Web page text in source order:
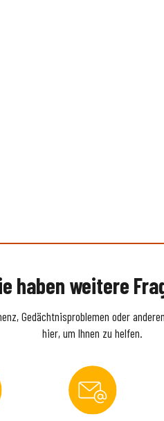
haben weitere
Gedächtnisproblemen oder
hier, um Ihnen zu helfen.